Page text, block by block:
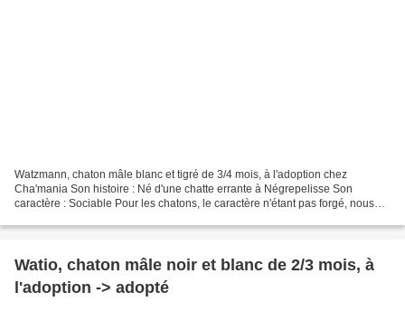
Watzmann, chaton mâle blanc et tigré de 3/4 mois, à l'adoption chez
Cha'mania Son histoire : Né d'une chatte errante à Négrepelisse Son
caractère : Sociable Pour les chatons, le caractère n'étant pas forgé, nous
Watio, chaton mâle noir et blanc de 2/3 mois, à
l'adoption -> adopté